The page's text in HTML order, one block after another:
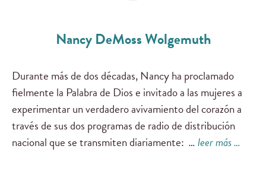
Nancy DeMoss Wolgemuth
Durante más de dos décadas, Nancy ha proclamado
fielmente la Palabra de Dios e invitado a las mujeres a
experimentar un verdadero avivamiento del corazón a
través de sus dos programas de radio de distribución
nacional que se transmiten diariamente: …leer más …